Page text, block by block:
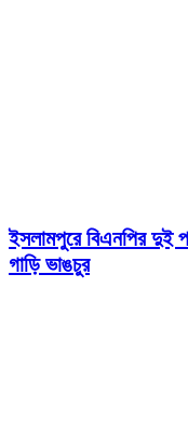
ইসলামপুরে বিএনপির দুই
গাড়ি ভাঙচুর